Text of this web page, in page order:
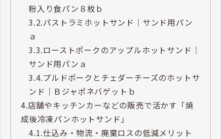
粉入り食パン８枚ｂ
3.2.パストラミホットサンド｜サンド用パン
ａ
3.3.ローストポークのアップルホットサンド｜
サンド用パンａ
3.4.プルドポークとチェダーチーズのホットサ
ンド｜Ｂジャポネバゲットｂ
4.店舗やキッチンカーなどの販売で活かす「焼
成後冷凍パンホットサンド」
4.1.仕込み・物流・廃棄ロスの低減メリット